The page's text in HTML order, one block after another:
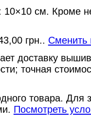
10×10 см. Кроме
грн.. Сменить
доставку
точная
товара. Для
Посмотреть